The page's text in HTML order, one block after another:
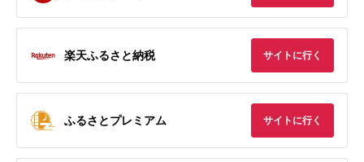
楽天ふるさと納税 サイトに行く
ふるさとプレミアム サイトに行く